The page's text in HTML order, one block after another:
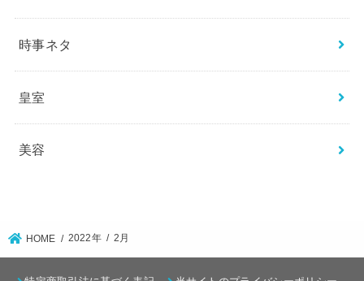
時事ネタ
皇室
美容
HOME 2022年 2月